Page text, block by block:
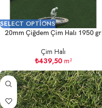
SELECT OPTIONS
20mm Çiğdem Çim Halı 1950 gr
Çim Halı
₺439,50m²